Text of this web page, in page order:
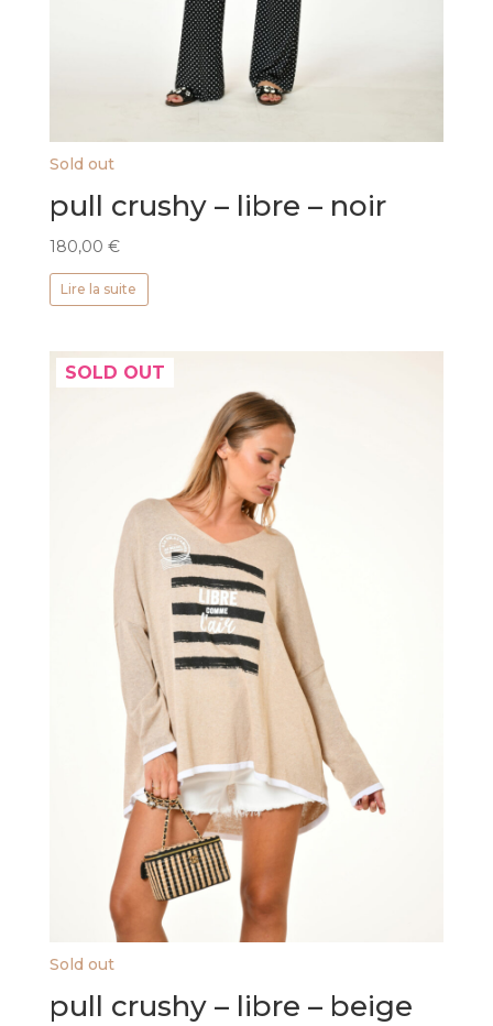
Sold out
pull crushy – libre – noir
180,00 €
Lire la suite
SOLD OUT
Sold out
pull crushy – libre – beige